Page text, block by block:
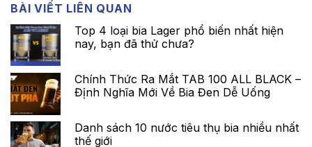
BÀI VIẾT LIÊN QUAN
Top 4 loại bia Lager phổ biến nhất hiện
nay, bạn đã thử chưa?
Chính Thức Ra Mắt TAB 100 ALL BLACK –
Định Nghĩa Mới Về Bia Đen Dễ Uống
Danh sách 10 nước tiêu thụ bia nhiều nhất
thế giới